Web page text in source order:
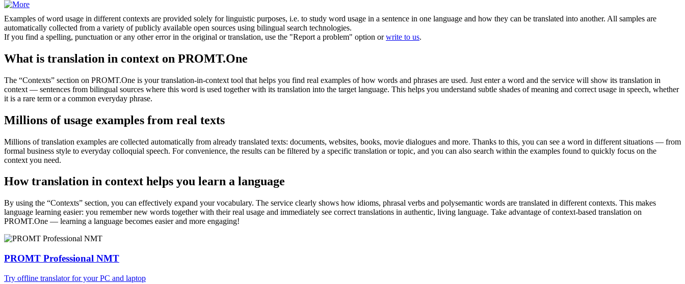
Examples of word usage in different contexts are provided solely for linguistic purposes, i.e. to study word usage in a sentence in one language and how they can be translated into another. All samples are
automatically collected from a variety of publicly available open sources using bilingual search technologies.
If you find a spelling, punctuation or any other error in the original or translation, use the "Report a problem" option orwrite to us.
What is translation in context on PROMT.One
The “Contexts” section on PROMT.One is your translation-in-context tool that helps you find real examples of how words and phrases are used. Just enter a word and the service will show its translation in
context — sentences from bilingual sources where this word is used together with its translation into the target language. This helps you understand subtle shades of meaning and correct usage in speech, whether
it is a rare term or a common everyday phrase.
Millions of usage examples from real texts
Millions of translation examples are collected automatically from already translated texts: documents, websites, books, movie dialogues and more. Thanks to this, you can see a word in different situations — from
formal business style to everyday colloquial speech. For convenience, the results can be filtered by a specific translation or topic, and you can also search within the examples found to quickly focus on the
context you need.
How translation in context helps you learn a language
By using the “Contexts” section, you can effectively expand your vocabulary. The service clearly shows how idioms, phrasal verbs and polysemantic words are translated in different contexts. This makes
language learning easier: you remember new words together with their real usage and immediately see correct translations in authentic, living language. Take advantage of context-based translation on
PROMT.One — learning a language becomes easier and more engaging!
PROMT Professional NMT
Try offline translator for your PC and laptop